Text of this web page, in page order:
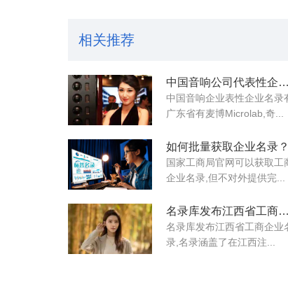
相关推荐
中国音响公司代表性企业名录
中国音响企业表性企业名录
广东省有麦博Microlab,奇...
如何批量获取企业名录？
国家工商局官网可以获取工
企业名录,但不对外提供完...
名录库发布江西省工商企业名录
名录库​发布江西省工商企业
录,名录涵盖了在江西注...